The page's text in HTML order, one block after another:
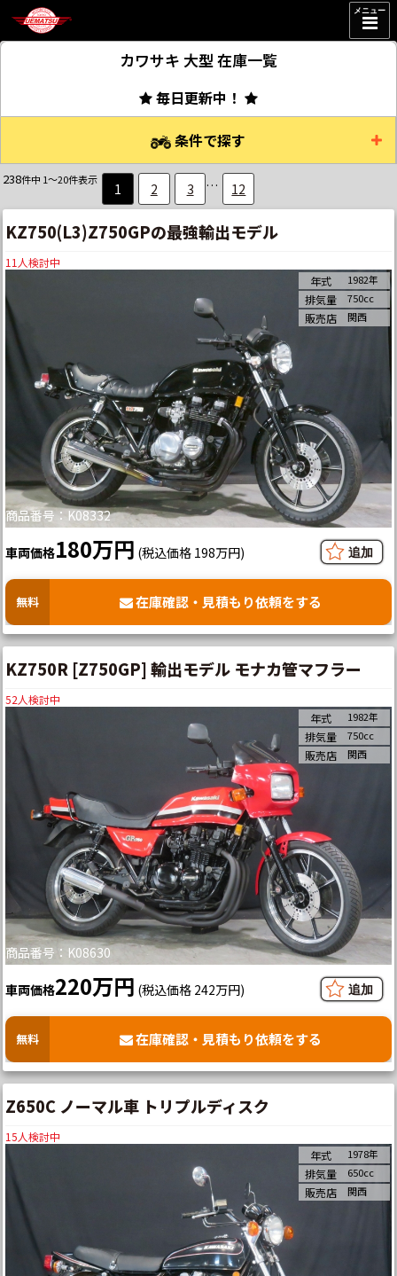
メニュー
カワサキ 大型在庫一覧
毎日更新中！
条件で探す
238件中 1～20件表示
1 2 3 … 12
KZ750(L3)Z750GPの最強輸出モデル
11 人検討中
商品番号：K08332
年式 1982年
排気量 750cc
販売店 関西
車両価格180万円 (税込価格 198万円)
無料 在庫確認・見積もり依頼をする
KZ750R [Z750GP] 輸出モデル モナカ管マフラー
52人検討中
商品番号：K08630
年式 1982年
排気量 750cc
販売店 関西
車両価格220万円 (税込価格 242万円)
無料 在庫確認・見積もり依頼をする
Z650C ノーマル車 トリプルディスク
15人検討中
年式 1978年
排気量 650cc
販売店 関西